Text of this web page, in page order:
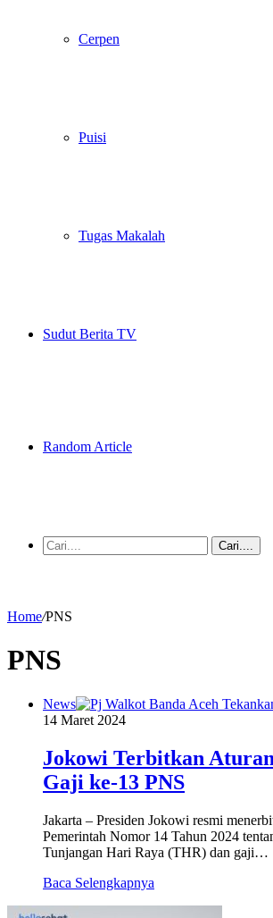
Cerpen
Puisi
Tugas Makalah
Sudut Berita TV
Random Article
Cari....
Home/PNS
PNS
News
14 Maret 2024
Jokowi Terbitkan
Gaji ke-13 PNS
Jakarta – Presiden Jokowi resmi
Pemerintah Nomor 14 Tahun 2024
Tunjangan Hari Raya (THR) dan gaji…
Baca Selengkapnya